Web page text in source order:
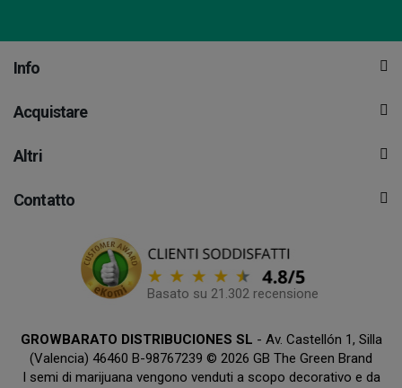
Info
Acquistare
Altri
Contatto
Basato su 21.302 recensione
GROWBARATO DISTRIBUCIONES SL - Av. Castellón 1, Silla
(Valencia) 46460 B-98767239 © 2026 GB The Green Brand
I semi di marijuana vengono venduti a scopo decorativo e da